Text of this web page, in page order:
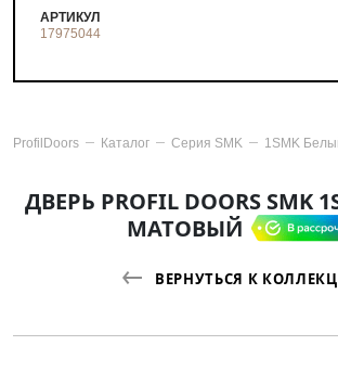
АРТИКУЛ
17975044
ProfilDoors Каталог Серия SMK 1SMK
ДВЕРЬ PROFIL DOORS SMK
МАТОВЫЙ
ВЕРНУТЬСЯ К